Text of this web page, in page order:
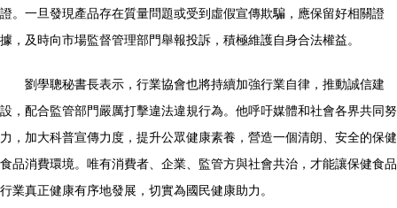
證。一旦發現產品存在質量問題或受到虛假宣傳欺騙，應保留好相關證
據，及時向市場監督管理部門舉報投訴，積極維護自身合法權益。
劉學聰秘書長表示，行業協會也將持續加強行業自律，推動誠信建
設，配合監管部門嚴厲打擊違法違規行為。他呼吁媒體和社會各界共同努
力，加大科普宣傳力度，提升公眾健康素養，營造一個清朗、安全的保健
食品消費環境。唯有消費者、企業、監管方與社會共治，才能讓保健食品
行業真正健康有序地發展，切實為國民健康助力。